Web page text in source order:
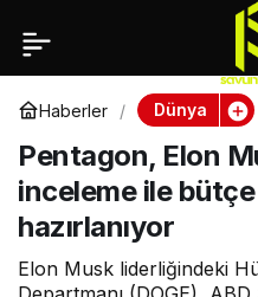
Haberler Dünya
Pentagon, Elon
inceleme ile
hazırlanıyor
Elon Musk liderliğindeki
Pentagon, Elon Musk’ın
başlattığı inceleme ile
bütçe kesintilerine
hazırlanıyor